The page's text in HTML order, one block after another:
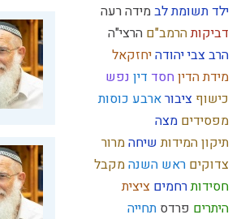
ילד תשומת לבמידה רעה
דביקותהרמב"ם הרצי"ה
הרב צבי יהודהיחזקאל
מידת הדין חסד דין נפש
כישוף ציבורארבע כוסות
מפסידים מצה
תיקון המידותשיחהמרור
צדוקים ראש השנהמקבל
חסידותרחמים ציצית
היתרים פרדס תחייה